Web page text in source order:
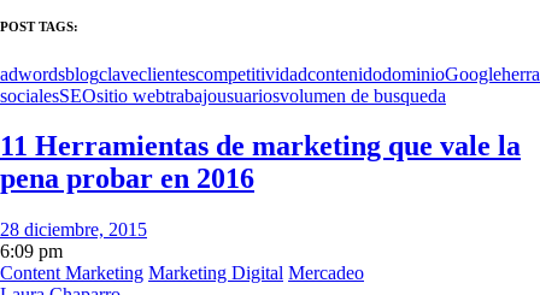
POST TAGS:
adwordsblogclaveclientescompetitividadcontenidodominioGoogle
socialesSEOsitio webtrabajousuariosvolumen de busqueda
11 Herramientas de marketing que vale la
pena probar en 2016
28 diciembre, 2015
6:09 pm
Content Marketing Marketing Digital Mercadeo